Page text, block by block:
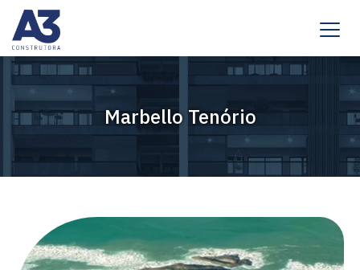
Marbello Tenório